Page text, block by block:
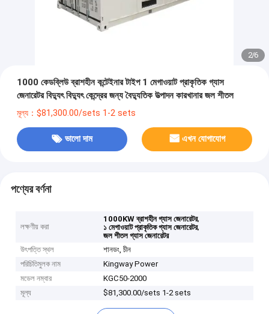
2/6
1000 কেডব্লিউ ব্রাশহীন কন্টেইনার টাইপ 1 মেগাওয়াট প্রাকৃতিক গ্যাস
জেনারেটর বিদ্যুৎ বিদ্যুৎ কেন্দ্রের জন্য বৈদ্যুতিক উত্পাদন কারখানার জল শীতল
মূল্য：$81,300.00/sets 1-2 sets
ভালো দাম এখন যোগাযোগ
পণ্যের বর্ণনা
লক্ষণীয় করা
1000KW ব্রাশহীন গ্যাস জেনারেটর,
১ মেগাওয়াট প্রাকৃতিক গ্যাস জেনারেটর,
জল শীতল গ্যাস জেনারেটর
উৎপত্তি স্থল
শানডং, চীন
পরিচিতিমুলক নাম
Kingway Power
মডেল নম্বার
KGC50-2000
মূল্য
$81,300.00/sets 1-2 sets